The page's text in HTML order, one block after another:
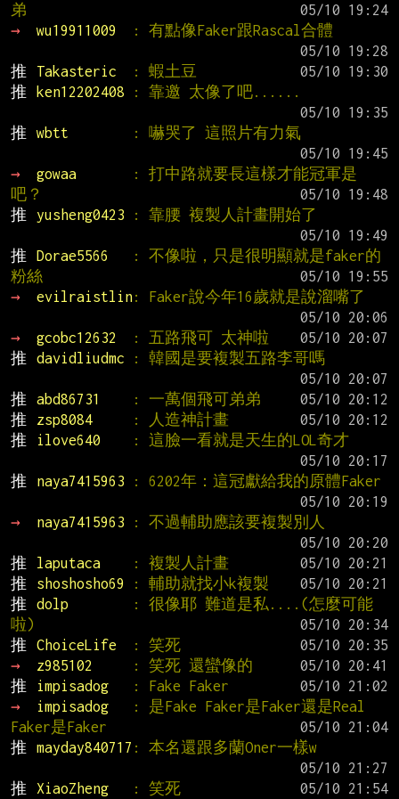
弟
→
wu19911009
: 有點像Faker跟Rascal合體
推
Takasteric : 蝦土豆
推
ken12202408
: 靠邀 太像了吧......
推
wbtt
: 嚇哭了 這照片有力氣
→
gowaa
: 打中路就要長這樣才能冠軍是
吧？
推
yusheng0423
: 靠腰 複製人計畫開始了
推
Dorae5566
: 不像啦，只是很明顯就是faker的
粉絲
→
evilraistlin: Faker說今年16歲就是說溜嘴了
→
gcobc12632 : 五路飛可 太神啦
推
davidliudmc
: 韓國是要複製五路李哥嗎
推
abd86731 : 一萬個飛可弟弟
推
zsp8084 : 人造神計畫
推
ilove640
: 這臉一看就是天生的LOL奇才
推
naya7415963
: 6202年：這冠獻給我的原體Faker
→
naya7415963
: 不過輔助應該要複製別人
推
laputaca : 複製人計畫
推
shoshosho69 : 輔助就找小k複製
推
dolp
: 很像耶 難道是私....(怎麼可能
啦)
推
ChoiceLife : 笑死
→
z985102 : 笑死 還蠻像的
推
impisadog : Fake Faker
→
impisadog
: 是Fake Faker是Faker還是Real
Faker是Faker
推
mayday840717 : 本名還跟多蘭Oner一樣w
推
XiaoZheng : 笑死